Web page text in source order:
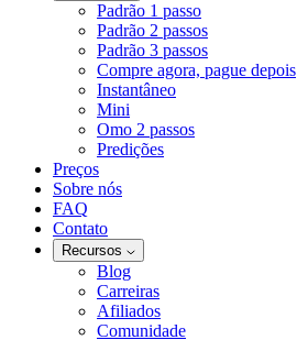
Padrão 1 passo
Padrão 2 passos
Padrão 3 passos
Compre agora, pague depois
Instantâneo
Mini
Omo 2 passos
Predições
Preços
Sobre nós
FAQ
Contato
Recursos
Blog
Carreiras
Afiliados
Comunidade